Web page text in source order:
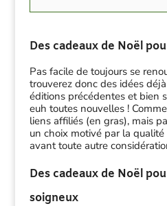
Des cadeaux de Noël
Pas facile de toujours se
trouverez donc des idées
éditions précédentes et bien
euh toutes nouvelles !
liens affiliés (en gras), mais
un choix motivé par la qualité
avant toute autre
Des cadeaux de Noël
soigneux